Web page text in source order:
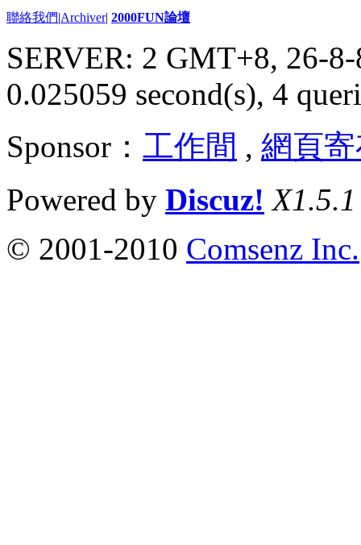
聯絡我們|Archiver| 2000FUN論壇
SERVER: 2 GMT+8, 26-
0.025059 second(s), 4
Sponsor： 工作間 , 網頁
Powered by Discuz! X1.5.1
© 2001-2010 Comsenz Inc.